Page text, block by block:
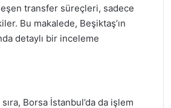
transfer süreçleri, sadece
Bu makalede, Beşiktaş’ın
detaylı bir inceleme
Borsa İstanbul’da da işlem